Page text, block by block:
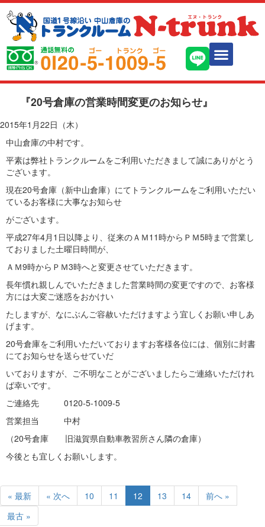
『20号倉庫の営業時間変更のお知らせ』
2015年1月22日（木）
中山倉庫の中村です。
平素は弊社トランクルームをご利用いただきまして誠にありがとう
ございます。
現在20号倉庫（新中山倉庫）にてトランクルームをご利用いただい
ているお客様に大事なお知らせ
がございます。
平成27年4月1日以降より、従来のＡＭ11時からＰＭ5時まで営業し
ておりました土曜日時間が、
ＡＭ9時からＰＭ3時へと変更させていただきます。
長年慣れ親しんでいただきました営業時間の変更ですので、お客様
方には大変ご迷惑をおかけい
たしますが、なにぶんご容赦いただけますよう宜しくお願い申しあ
げます。
20号倉庫をご利用いただいておりますお客様各位には、個別に封書
にてお知らせを送らせていだ
いておりますが、ご不明なことがございましたらご連絡いただけれ
ば幸いです。
ご連絡先 0120-5-1009-5
営業担当 中村
（20号倉庫 旧滋賀県自動車教習所さん隣の倉庫）
今後とも宜しくお願いします。
« 最新 « 次へ 10 11 12 13 14
前へ »
最古 »